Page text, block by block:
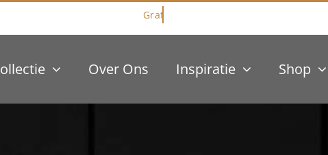
Over Ons Inspiratie Shop